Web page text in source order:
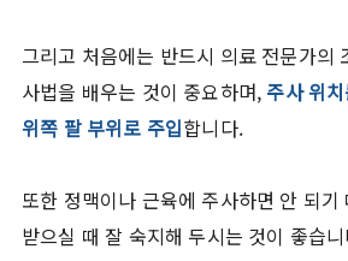
그리고 처음에는 반드시 의료 전문가의
사법을 배우는 것이 중요하며, 주사 위
위쪽 팔 부위로 주입합니다.
또한 정맥이나 근육에 주사하면 안 되기
받으실 때 잘 숙지해 두시는 것이 좋습